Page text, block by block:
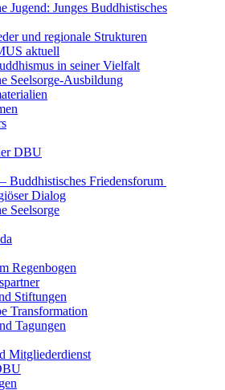
Jugend: Junges Buddhistisches
und regionale Strukturen
aktuell
in seiner Vielfalt
Seelsorge-Ausbildung
DBU
Buddhistisches Friedensforum
Dialog
Seelsorge
Regenbogen
Stiftungen
Transformation
Tagungen
Mitgliederdienst